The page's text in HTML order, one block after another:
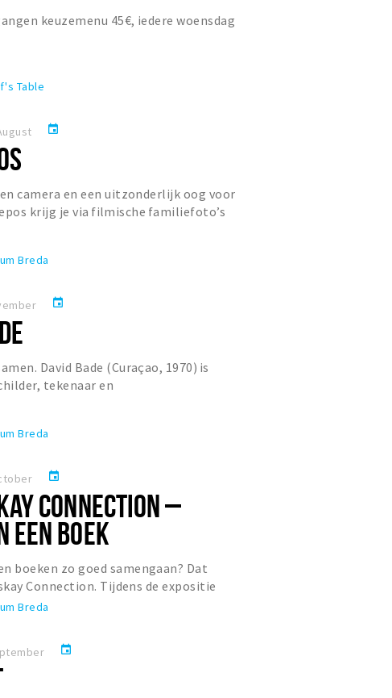
keuzemenu 45€, iedere woensdag
Table
event
camera en een uitzonderlijk oog voor
krijg je via filmische familiefoto’s
Breda
event
David Bade (Curaçao, 1970) is
tekenaar en
Breda
event
CONNECTION –
EEN BOEK
boeken zo goed samengaan? Dat
Connection. Tijdens de expositie
boek centraal. De komende twee ja...
Breda
event